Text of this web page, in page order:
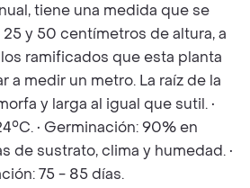
tiene una medida que se
y 50 centímetros de altura, a
ramificados que esta planta
a medir un metro. La raíz de la
y larga al igual que sutil. •
• Germinación: 90% en
de sustrato, clima y humedad. •
75 - 85 días.